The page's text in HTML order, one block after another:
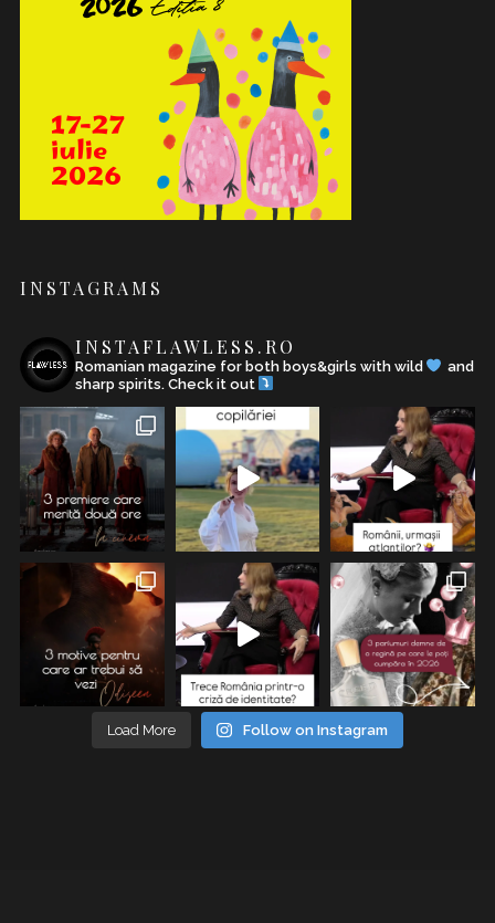
INSTAGRAMS
INSTAFLAWLESS.RO
Romanian magazine for both boys&girls with wild
and
sharp spirits. Check it out
Load More Follow on Instagram